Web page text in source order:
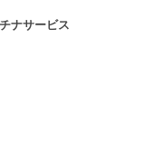
ナサービス